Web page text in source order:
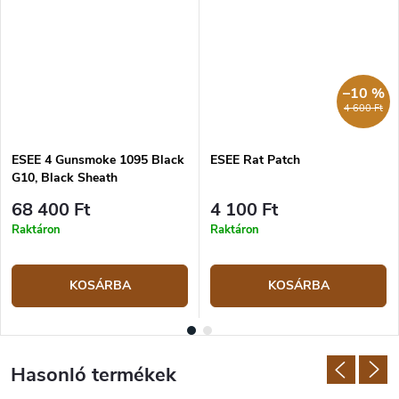
ESEE 4 Gunsmoke 1095 Black
G10, Black Sheath
68 400 Ft
Raktáron
KOSÁRBA
4 600 Ft
–10 %
ESEE Rat Patch
4 100 Ft
Raktáron
KOSÁRBA